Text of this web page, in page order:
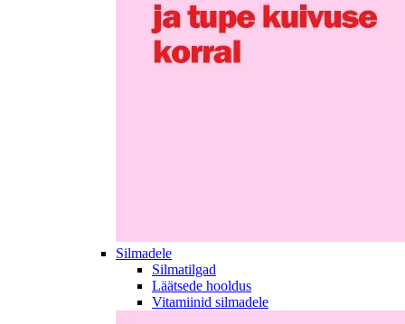
Silmadele
Silmatilgad
Läätsede hooldus
Vitamiinid silmadele